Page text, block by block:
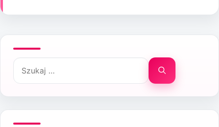
Szukaj: